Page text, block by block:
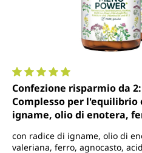
Valutazione media di 5 su 5
Confezione risparmio da
Complesso per l'equilibrio
igname, olio di enotera,
con radice di igname, olio di
valeriana, ferro, agnocasto,